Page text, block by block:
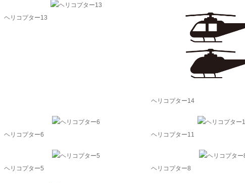
ヘリコプター13
ヘリコプター14
ヘリコプター6 ヘリコプター11
ヘリコプター5 ヘリコプター8